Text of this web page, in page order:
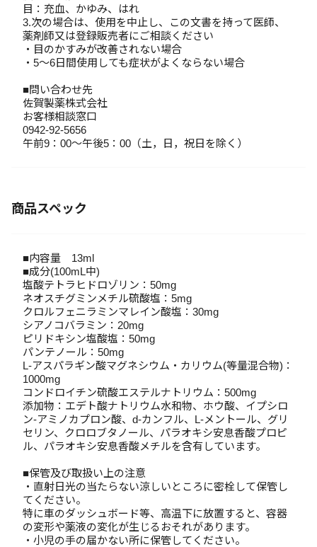
目：充血、かゆみ、はれ
3.次の場合は、使用を中止し、この文書を持って医師、
薬剤師又は登録販売者にご相談ください
・目のかすみが改善されない場合
・5～6日間使用しても症状がよくならない場合
■問い合わせ先
佐賀製薬株式会社
お客様相談窓口
0942-92-5656
午前9：00～午後5：00（土，日，祝日を除く）
商品スペック
■内容量 13ml
■成分(100mL中)
塩酸テトラヒドロゾリン：50mg
ネオスチグミンメチル硫酸塩：5mg
クロルフェニラミンマレイン酸塩：30mg
シアノコバラミン：20mg
ピリドキシン塩酸塩：50mg
パンテノール：50mg
L-アスパラギン酸マグネシウム・カリウム(等量混合物)：
1000mg
コンドロイチン硫酸エステルナトリウム：500mg
添加物：エデト酸ナトリウム水和物、ホウ酸、イプシロ
ン-アミノカプロン酸、d-カンフル、L-メントール、グリ
セリン、クロロブタノール、パラオキシ安息香酸プロピ
ル、パラオキシ安息香酸メチルを含有しています。
■保管及び取扱い上の注意
・直射日光の当たらない涼しいところに密栓して保管し
てください。
特に車のダッシュボード等、高温下に放置すると、容器
の変形や薬液の変化が生じるおそれがあります。
・小児の手の届かない所に保管してください。